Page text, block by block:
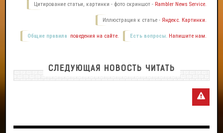
Цитирование статьи, картинки - фото скриншот - Rambler News Service.
Иллюстрация к статье - Яндекс. Картинки.
Есть вопросы. Напишите нам.
Общие правила поведения на сайте.
СЛЕДУЮЩАЯ НОВОСТЬ ЧИТАТЬ